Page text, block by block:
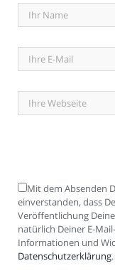
Mit dem Absenden
einverstanden, dass
Veröffentlichung
natürlich Deiner E-
Informationen und
Datenschutzerklärung.